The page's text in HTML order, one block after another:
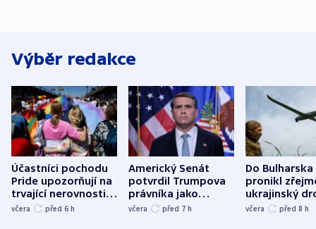
Výběr redakce
Účastníci pochodu
Pride upozorňují na
trvající nerovnosti i
společenskou
včera před 6 h
Americký Senát
potvrdil Trumpova
právníka jako
ministra
včera před 7 h
Do Bulharska
pronikl
ukrajinský
explodoval
včera před 8 h